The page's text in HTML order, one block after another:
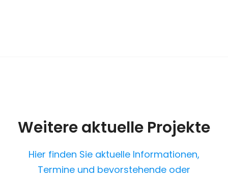
Weitere aktuelle Projekte
Hier finden Sie aktuelle Informationen,
Termine und bevorstehende oder